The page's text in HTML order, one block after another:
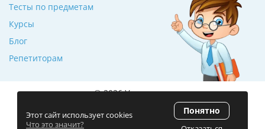
Тесты по предметам
Курсы
Блог
Репетиторам
© 2026 Училкин.ru
Рейтинг 5.0
(120 отзывов)
Этот сайт использует cookies
Что это значит?
Понятно